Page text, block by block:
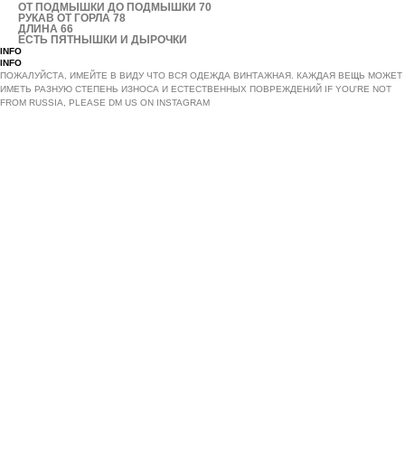
ОТ ПОДМЫШКИ ДО ПОДМЫШКИ 70
РУКАВ ОТ ГОРЛА 78
ДЛИНА 66
ЕСТЬ ПЯТНЫШКИ И ДЫРОЧКИ
INFO
INFO
ПОЖАЛУЙСТА, ИМЕЙТЕ В ВИДУ ЧТО ВСЯ ОДЕЖДА ВИНТАЖНАЯ. КАЖДАЯ ВЕЩЬ МОЖЕТ
ИМЕТЬ РАЗНУЮ СТЕПЕНЬ ИЗНОСА И ЕСТЕСТВЕННЫХ ПОВРЕЖДЕНИЙ IF YOU'RE NOT
FROM RUSSIA, PLEASE DM US ON INSTAGRAM